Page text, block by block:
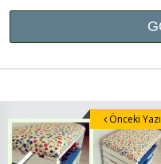
Önceki Yazı